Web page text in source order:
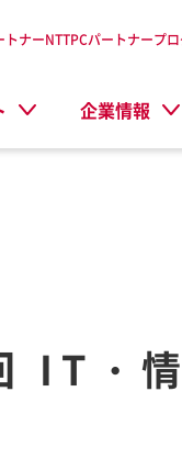
企業情報
トナーNTTPCパートナープ
IT・